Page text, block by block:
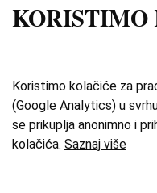
O zbirci
Katalog
KORISTIMO
Koristimo kolačiće za
(Google Analytics) u
se prikuplja anonimno i
kolačića. Saznaj više